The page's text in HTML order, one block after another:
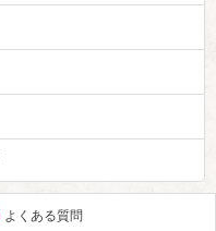
よくある質問